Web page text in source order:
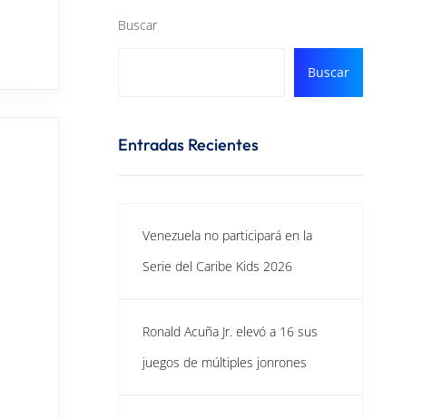
Buscar
Buscar
Entradas Recientes
Venezuela no participará en la
Serie del Caribe Kids 2026
Ronald Acuña Jr. elevó a 16 sus
juegos de múltiples jonrones